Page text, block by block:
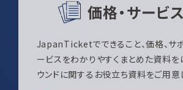
価格・サービ
JapanTicketでできること、価格、サ
ービスをわかりやすくまとめた資料を
ウンドに関するお役立ち資料をご用意